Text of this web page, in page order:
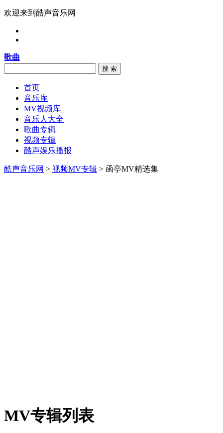
欢迎来到酷声音乐网
歌曲
搜 索
首页
音乐库
MV视频库
音乐人大全
歌曲专辑
视频专辑
酷声娱乐播报
酷声音乐网 > 视频MV专辑 > 函亭MV精选集
MV专辑列表